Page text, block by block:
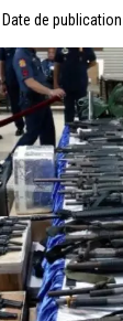
Date de